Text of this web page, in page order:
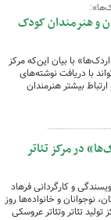
و هنرمندان کودک
با بیان این‌که مرکز
با دریافت نوشته‌های
بیشتر هنرمندان
در مرکز تئاتر
و کارگردانی فرهاد
نوجوانان و خانواده‌ها روز
فروردین ۱۴۰۴ در مرکز تولید تئاتر وتئاتر عروسکی